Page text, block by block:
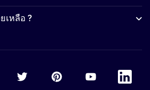
เหลือ ?
Accor TwitterAccor PinterestAccor Youtube
Accor